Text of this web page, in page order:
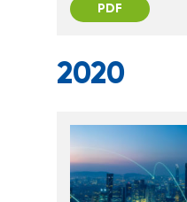
PDF
2020